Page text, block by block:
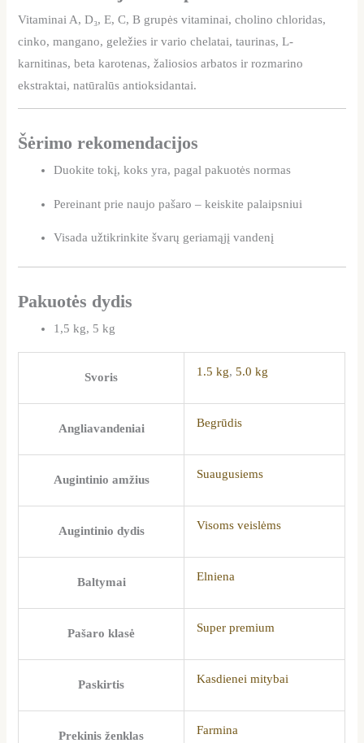
Vitaminai A, D₃, E, C, B grupės vitaminai, cholino chloridas,
cinko, mangano, geležies ir vario chelatai, taurinas, L-
karnitinas, beta karotenas, žaliosios arbatos ir rozmarino
ekstraktai, natūralūs antioksidantai.
Šėrimo rekomendacijos
Duokite tokį, koks yra, pagal pakuotės normas
Pereinant prie naujo pašaro – keiskite palaipsniui
Visada užtikrinkite švarų geriamąjį vandenį
Pakuotės dydis
1,5 kg, 5 kg
Svoris 1.5 kg,5.0 kg
Angliavandeniai Begrūdis
Augintinio amžius Suaugusiems
Augintinio dydis Visoms veislėms
Baltymai Elniena
Pašaro klasė Super premium
Paskirtis Kasdienei mitybai
Prekinis ženklas Farmina